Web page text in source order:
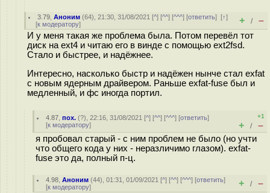
3.79 ,Аноним (64), 21:30, 31/08/2021 [^] [^^] [^^^] [ответить][↑]
[к модератору] + / –
И у меня такая же проблема была. Потом перевёл тот
диск на ext4 и читаю его в винде с помощью ext2fsd.
Стало и быстрее, и надёжнее.
Интересно, насколько быстр и надёжен нынче стал exfat
с новым ядерным драйвером. Раньше exfat-fuse был и
медленный, и фс иногда портил.
4.87 ,пох. (?), 22:16, 31/08/2021 [^] [^^] [^^^] [ответить]
[к модератору]
+1
+ / –
я пробовал старый - с ним проблем не было (но учти
что общего кода у них - неразличимо глазом). exfat-
fuse это да, полный п-ц.
4.98 ,Аноним (44), 01:31, 01/09/2021 [^] [^^] [^^^] [ответить]
[к модератору] + / –